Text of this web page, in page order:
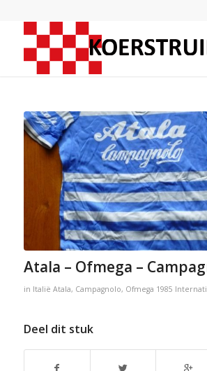
Atala – Ofmega –
in Italië Atala, Campagnolo, Ofmega 1985
Deel dit stuk